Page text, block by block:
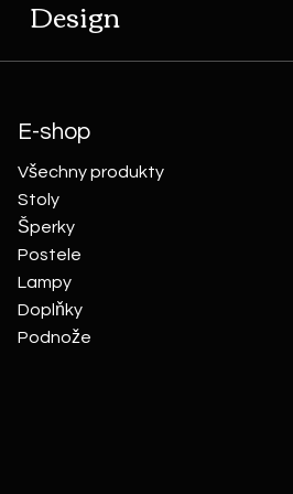
Design
E-shop
Všechny produkty
Stoly
Šperky
Postele
Lampy
Doplňky
Podnože